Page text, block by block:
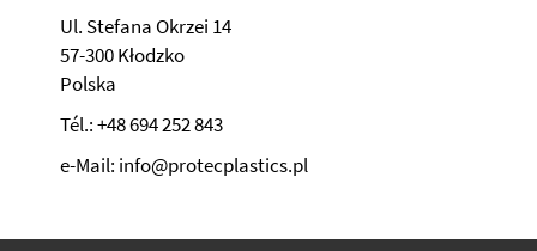
Ul. Stefana Okrzei 14
57-300 Kłodzko
Polska
Tél.: +48 694 252 843
e-Mail: info@protecplastics.pl